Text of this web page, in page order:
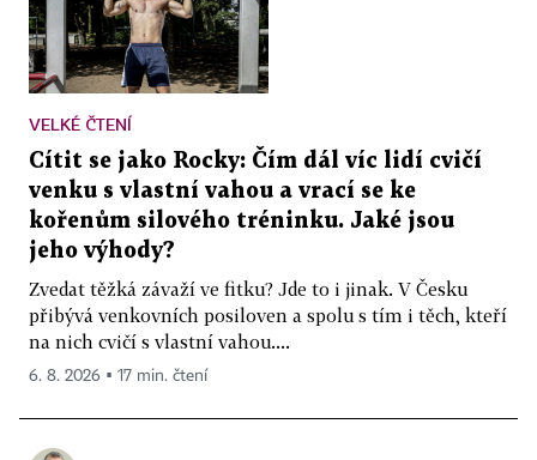
VELKÉ ČTENÍ
Cítit se jako Rocky: Čím dál víc lidí cvičí
venku s vlastní vahou a vrací se ke
kořenům silového tréninku. Jaké jsou
jeho výhody?
Zvedat těžká závaží ve fitku? Jde to i jinak. V Česku
přibývá venkovních posiloven a spolu s tím i těch, kteří
na nich cvičí s vlastní vahou....
6. 8. 2026 ▪ 17 min. čtení